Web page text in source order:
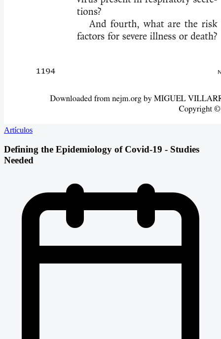
Artículos
Defining the Epidemiology of Covid-19 - Studies
Needed